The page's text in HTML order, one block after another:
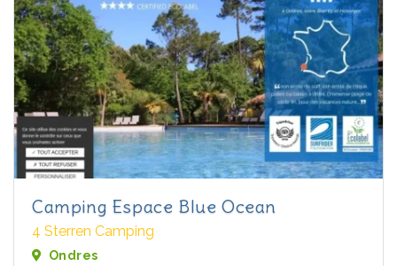
Camping Espace Blue Ocean
4 Sterren Camping
Ondres